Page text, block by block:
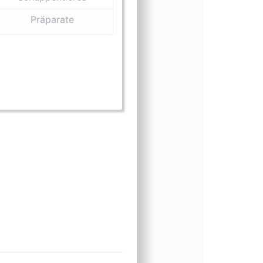
(Extrakt)
(Medizin)
(Präparate)
(Sattlerwaren)
Präparate